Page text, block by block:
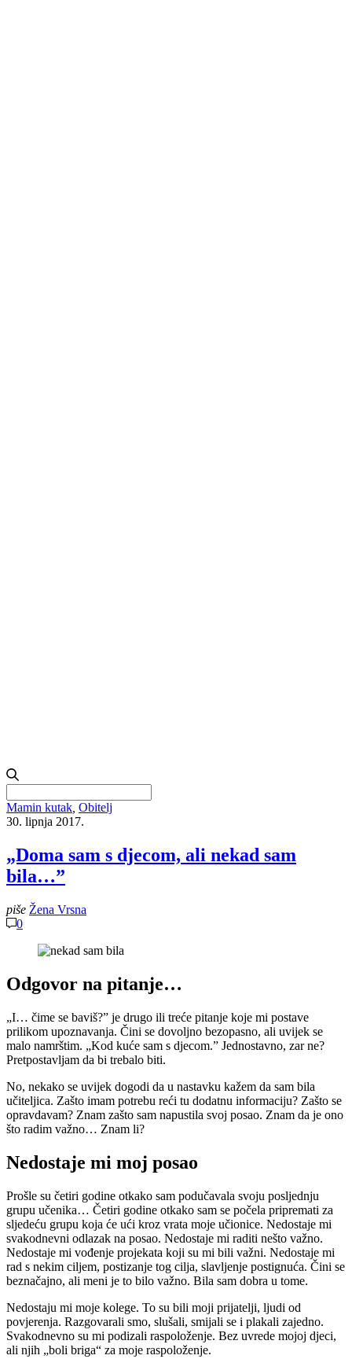
for:
Mamin kutak Obitelj
30. lipnja 2017.
„Doma sam s djecom, ali nekad sam
bila…”
piše Žena Vrsna
0
Odgovor na pitanje…
„I… čime se baviš?” je drugo ili treće pitanje koje mi postave
prilikom upoznavanja. Čini se dovoljno bezopasno, ali uvijek se
malo namrštim. „Kod kuće sam s djecom.” Jednostavno, zar ne?
Pretpostavljam da bi trebalo biti.
No, nekako se uvijek dogodi da u nastavku kažem da sam bila
učiteljica. Zašto imam potrebu reći tu dodatnu informaciju? Zašto se
opravdavam? Znam zašto sam napustila svoj posao. Znam da je ono
što radim važno… Znam li?
Nedostaje mi moj posao
Prošle su četiri godine otkako sam podučavala svoju posljednju
grupu učenika… Četiri godine otkako sam se počela pripremati za
sljedeću grupu koja će ući kroz vrata moje učionice. Nedostaje mi
svakodnevni odlazak na posao. Nedostaje mi raditi nešto važno.
Nedostaje mi vođenje projekata koji su mi bili važni. Nedostaje mi
rad s nekim ciljem, postizanje tog cilja, slavljenje postignuća. Čini se
beznačajno, ali meni je to bilo važno. Bila sam dobra u tome.
Nedostaju mi moje kolege. To su bili moji prijatelji, ljudi od
povjerenja. Razgovarali smo, slušali, smijali se i plakali zajedno.
Svakodnevno su mi podizali raspoloženje. Bez uvrede mojoj djeci,
ali njih „boli briga“ za moje raspoloženje.